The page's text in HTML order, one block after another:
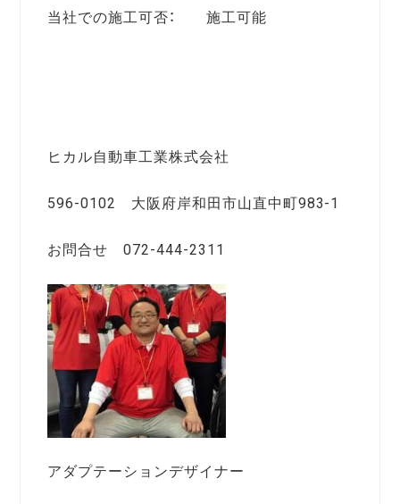
当社での施工可否： 施工可能
ヒカル自動車工業株式会社
596-0102 大阪府岸和田市山直中町983-1
お問合せ 072-444-2311
アダプテーションデザイナー